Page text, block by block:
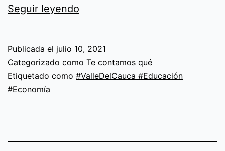
Seguir leyendo
está
presente
necesitas
Publicada el julio 10, 2021
Categorizado como Te contamos qué
Etiquetado como #ValleDelCauca #Educación
#Economía